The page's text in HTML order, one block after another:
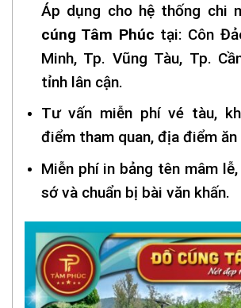
Áp dụng cho hệ thống chi
cúng Tâm Phúc tại: Côn
Minh, Tp. Vũng Tàu, Tp.
tỉnh lân cận.
Tư vấn miễn phí vé tàu,
điểm tham quan, địa điểm ăn
Miễn phí in bảng tên mâm
sớ và chuẩn bị bài văn khấn.